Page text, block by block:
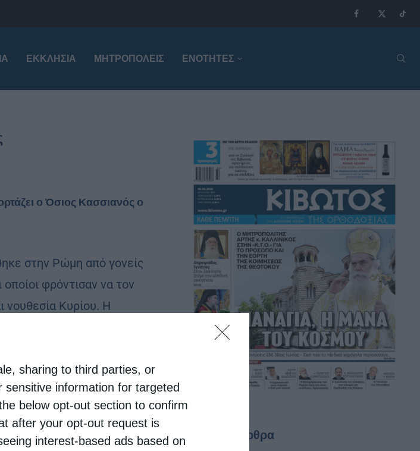
sharing to third parties, or
information for targeted
below opt-out section to confirm
after your opt-out request is
interest-based ads based on
ΕΚΚΛΗΣΊΑ ΜΗΤΡΟΠΌΛΕΙΣ ΕΝΟΤΗΤΕΣ
ο Όσιος Κασσιανός ο
στην Ρώμη από γονείς
οποίοι φρόντισαν να τον
νουθεσία Κυρίου. Η
Τελευταία άρθρα